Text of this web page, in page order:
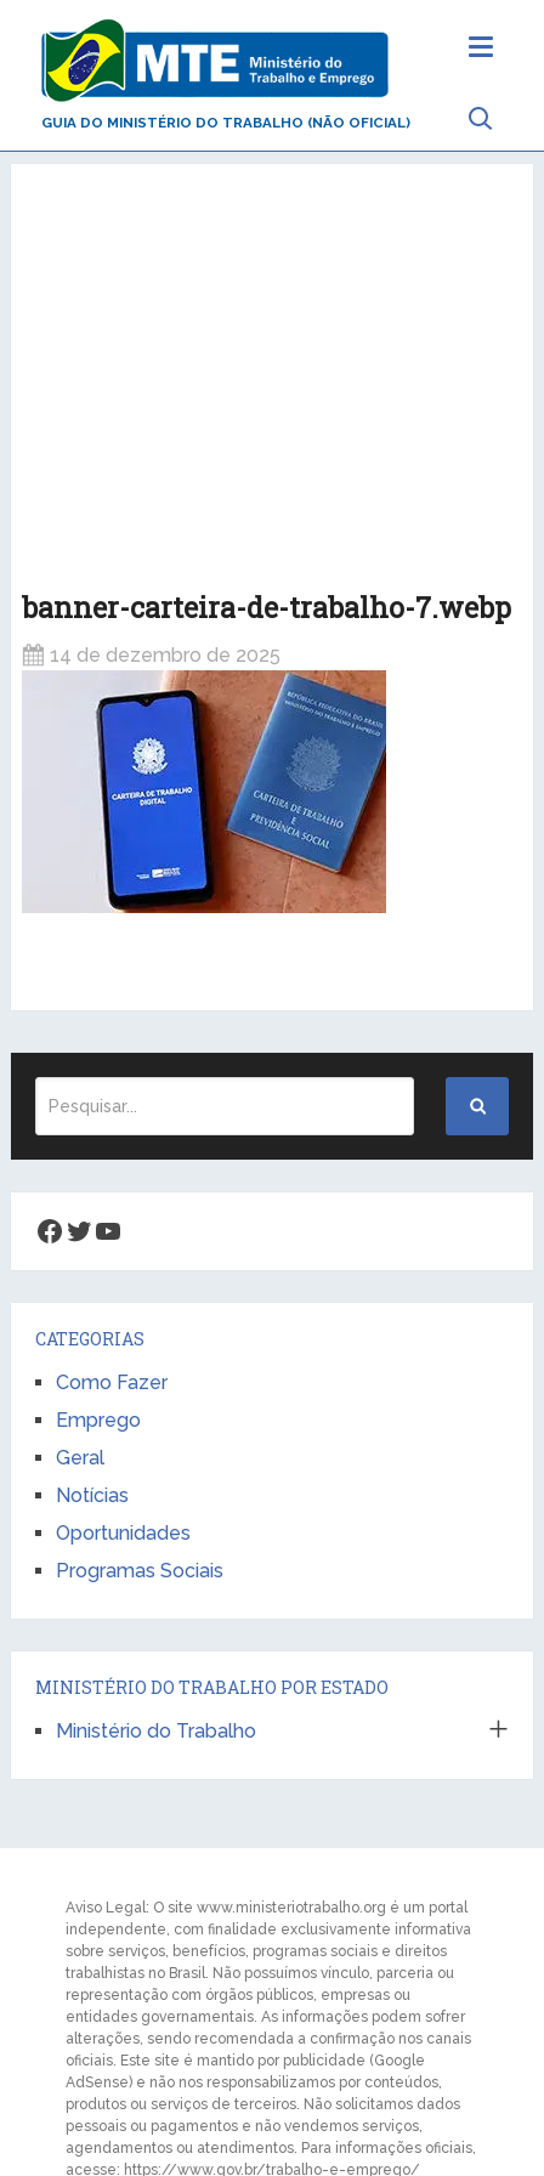
GUIA DO MINISTÉRIO DO TRABALHO (NÃO OFICIAL)
banner-carteira-de-trabalho-7.webp
14 de dezembro de 2025
Facebook
Twitter
Youtube
CATEGORIAS
Como Fazer
Emprego
Geral
Notícias
Oportunidades
Programas Sociais
MINISTÉRIO DO TRABALHO POR ESTADO
Ministério do Trabalho
Aviso Legal: O site www.ministeriotrabalho.org é um portal
independente, com finalidade exclusivamente informativa
sobre serviços, benefícios, programas sociais e direitos
trabalhistas no Brasil. Não possuímos vínculo, parceria ou
representação com órgãos públicos, empresas ou
entidades governamentais. As informações podem sofrer
alterações, sendo recomendada a confirmação nos canais
oficiais. Este site é mantido por publicidade (Google
AdSense) e não nos responsabilizamos por conteúdos,
produtos ou serviços de terceiros. Não solicitamos dados
pessoais ou pagamentos e não vendemos serviços,
agendamentos ou atendimentos. Para informações oficiais,
acesse: https://www.gov.br/trabalho-e-emprego/